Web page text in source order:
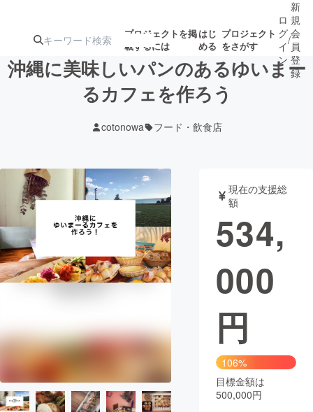
プロジェクトを掲
載するには
はじ
める
プロジェクト
をさがす
ジェクト
募集終了が近いプ
ロジェクト
アート・写真 音楽
テクノロジー・ガジェット ゲーム・サ
映像・映画
まちづくり・地域活性化
CAMPFIRE for Social Good CAMPFIRE Creation
CAMPFIREふるさと納税machi-ya コミュニティ
ロ
グ
イ
ン
/
新
規
会
員
登
録
沖縄に美味しいパンのあるゆいまー
るカフェを作ろう
cotonowa フード・飲食店
現在の支援総
額
534,
000
円
106%
目標金額は
500,000円